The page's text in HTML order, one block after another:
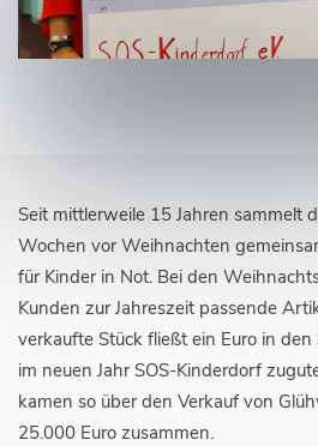
Seit mittlerweile 15 Jahren sammelt
Wochen vor Weihnachten
für Kinder in Not. Bei den
Kunden zur Jahreszeit passende
verkaufte Stück fließt ein Euro in
im neuen Jahr SOS-Kinderdorf
kamen so über den Verkauf von
25.000 Euro zusammen.